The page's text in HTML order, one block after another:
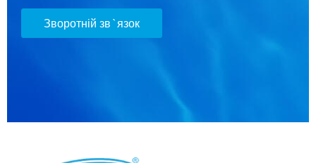
Зворотній зв`язок